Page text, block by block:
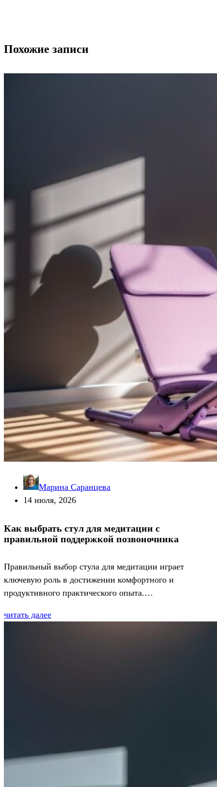
Похожие записи
Марина Саранцева
14 июля, 2026
Как выбрать стул для медитации с
правильной поддержкой позвоночника
Правильный выбор стула для медитации играет
ключевую роль в достижении комфортного и
продуктивного практического опыта.…
читать далее